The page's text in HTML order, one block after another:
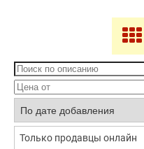
Только продавцы онлайн